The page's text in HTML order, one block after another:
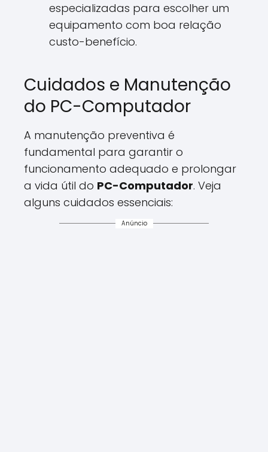
especializadas para escolher um
equipamento com boa relação
custo-benefício.
Cuidados e Manutenção
do PC-Computador
A manutenção preventiva é
fundamental para garantir o
funcionamento adequado e prolongar
a vida útil do PC-Computador. Veja
alguns cuidados essenciais:
Anúncio